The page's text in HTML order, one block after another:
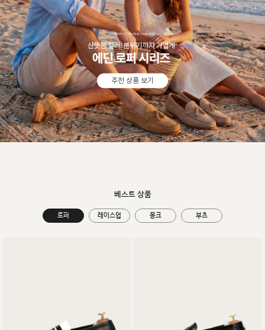
추천 상품 보기
베스트 상품
로퍼 레이스업 몽크 부츠